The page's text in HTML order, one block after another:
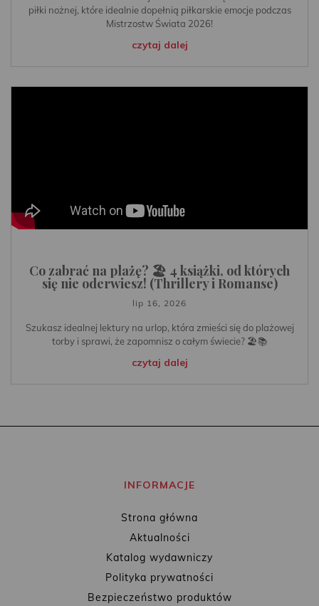
piłki nożnej, które idealnie dopełnią piłkarskie emocje podczas
Mistrzostw Świata 2026!
czytaj dalej
Co zabrać na plażę? 🏖️ 4 książki, od których
się nie oderwiesz! (Thrillery i Romanse)
lip 16, 2026
Szukasz idealnej lektury na urlop, która zmieści się do plażowej
torby i sprawi, że zapomnisz o całym świecie? 🏖️📚
czytaj dalej
INFORMACJE
Strona główna
Aktualności
Katalog wydawniczy
Polityka prywatności
Bezpieczeństwo produktów